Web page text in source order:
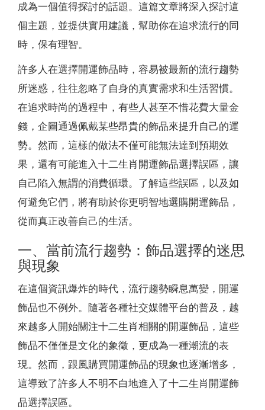
成為一個值得探討的話題。這篇文章將深入探討這
個主題，並提供實用建議，幫助你在追求流行的同
時，保有理智。
許多人在選擇開運飾品時，容易被最新的流行趨勢
所迷惑，往往忽略了自身的真實需求和生活習慣。
在追求時尚的過程中，有些人甚至不惜花費大量金
錢，企圖通過佩戴某些昂貴的飾品來提升自己的運
勢。然而，這樣的做法不僅可能無法達到預期效
果，還有可能進入十二生肖開運飾品選擇誤區，讓
自己陷入無謂的消費循環。了解這些誤區，以及如
何避免它們，將有助於你更明智地選購開運飾品，
從而真正改善自己的生活。
一、當前流行趨勢：飾品選擇的迷思
與現象
在這個資訊爆炸的時代，流行趨勢瞬息萬變，開運
飾品也不例外。隨著各種社交媒體平台的普及，越
來越多人開始關注十二生肖相關的開運飾品，這些
飾品不僅僅是文化的象徵，更成為一種潮流的表
現。然而，跟風購買開運飾品的現象也逐漸增多，
這導致了許多人不明不白地進入了十二生肖開運飾
品選擇誤區。